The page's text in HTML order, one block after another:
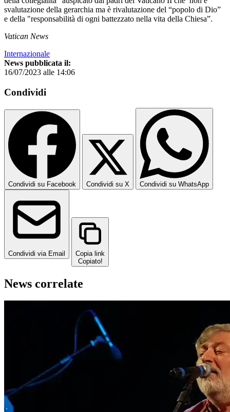
svalutazione della gerarchia ma è rivalutazione del “popolo di Dio”
e della "responsabilità di ogni battezzato nella vita della Chiesa”.
Vatican News
Internazionale
News pubblicata il:
16/07/2023 alle 14:06
Condividi
Condividi su Facebook Condividi su X Condividi su WhatsApp
Condividi via Email
Copia link
Copiato!
News correlate